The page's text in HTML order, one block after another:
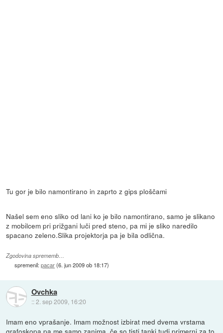
Tu gor je bilo namontirano in zaprto z gips ploščami
Našel sem eno sliko od lani ko je bilo namontirano, samo je slikano
z mobilcem pri prižgani luči pred steno, pa mi je sliko naredilo
spacano zeleno.Slika projektorja pa je bila odlična.
Zgodovina sprememb…
spremenil:pacar(6. jun 2009 ob 18:17)
Ovchka
::2. sep 2009, 16:20
Imam eno vprašanje. Imam možnost izbirat med dvema vrstama
grafoskopa pa me samo zanima, če so tisti tanki tudi primerni za to